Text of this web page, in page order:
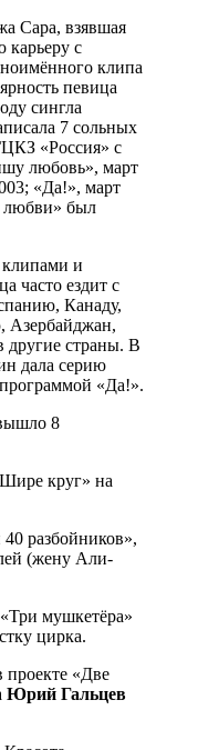
Сара, взявшая
карьеру с
клипа
певица
сингла
7 сольных
«Россия» с
любовь», март
«Да!», март
любви» был
и
часто ездит с
Канаду,
Азербайджан,
страны. В
дала серию
«Да!».
8
круг» на
разбойников»,
(жену Али-
мушкетёра»
цирка.
проекте «Две
Юрий Гальцев